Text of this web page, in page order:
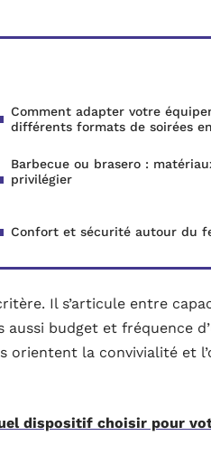
Comment adapter votre
différents formats de soirées
Barbecue ou brasero :
privilégier
Confort et sécurité autour du
Il s’articule entre
budget et fréquence
orientent la convivialité et
dispositif choisir pour